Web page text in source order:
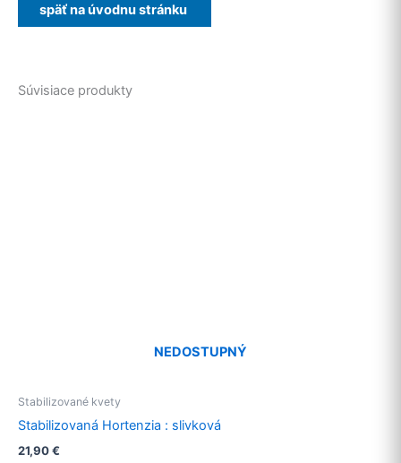
Súvisiace produkty
NEDOSTUPNÝ
Stabilizované kvety
Stabilizovaná Hortenzia : slivková
21,90€